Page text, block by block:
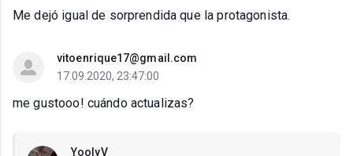
Me dejó igual de sorprendida que la protagonista.
vitoenrique17@gmail.com
17.09.2020, 23:47:00
me gustooo! cuándo actualizas?
YoolyV